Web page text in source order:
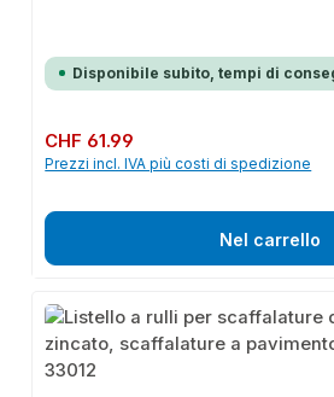
Disponibile subito, tempi di
Prezzo normale:
CHF 61.99
Prezzi incl. IVA più costi di spedizione
Nel carrello